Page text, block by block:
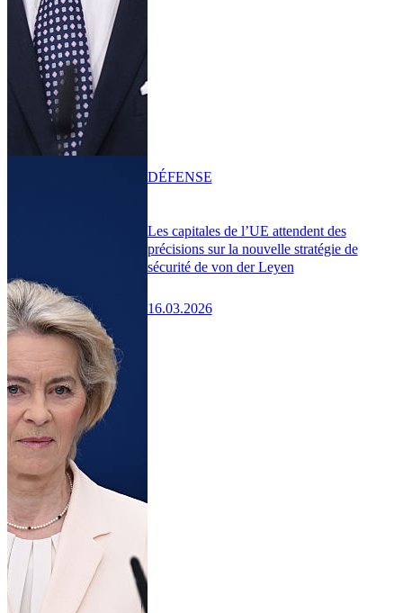
Les capitales de l’UE attendent des
précisions sur la nouvelle stratégie de
sécurité de von der Leyen
16.03.2026
DÉFENSE